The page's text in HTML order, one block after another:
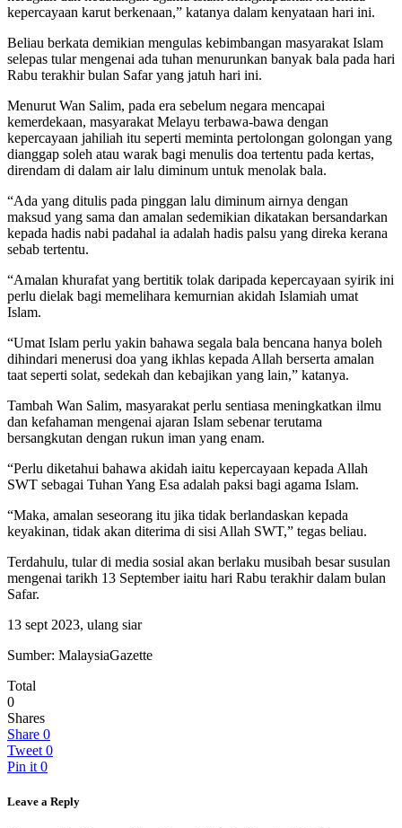
kepercayaan karut berkenaan,” katanya dalam kenyataan hari ini.
Beliau berkata demikian mengulas kebimbangan masyarakat Islam
selepas tular mengenai ada tuhan menurunkan banyak bala pada hari
Rabu terakhir bulan Safar yang jatuh hari ini.
Menurut Wan Salim, pada era sebelum negara mencapai
kemerdekaan, masyarakat Melayu terbawa-bawa dengan
kepercayaan jahiliah itu seperti meminta pertolongan golongan yang
dianggap soleh atau warak bagi menulis doa tertentu pada kertas,
direndam di dalam air lalu diminum untuk menolak bala.
“Ada yang ditulis pada pinggan lalu diminum airnya dengan
maksud yang sama dan amalan sedemikian dikatakan bersandarkan
kepada hadis nabi padahal ia adalah hadis palsu yang direka kerana
sebab tertentu.
“Amalan khurafat yang bertitik tolak daripada kepercayaan syirik ini
perlu dielak bagi memelihara kemurnian akidah Islamiah umat
Islam.
“Umat Islam perlu yakin bahawa segala bala bencana hanya boleh
dihindari menerusi doa yang ikhlas kepada Allah berserta amalan
taat seperti solat, sedekah dan kebajikan yang lain,” katanya.
Tambah Wan Salim, masyarakat perlu sentiasa meningkatkan ilmu
dan kefahaman mengenai ajaran Islam sebenar terutama
bersangkutan dengan rukun iman yang enam.
“Perlu diketahui bahawa akidah iaitu kepercayaan kepada Allah
SWT sebagai Tuhan Yang Esa adalah paksi bagi agama Islam.
“Maka, amalan seseorang itu jika tidak berlandaskan kepada
keyakinan, tidak akan diterima di sisi Allah SWT,” tegas beliau.
Terdahulu, tular di media sosial akan berlaku musibah besar susulan
mengenai tarikh 13 September iaitu hari Rabu terakhir dalam bulan
Safar.
13 sept 2023, ulang siar
Sumber: MalaysiaGazette
Total
0
Shares
Share 0
Tweet 0
Pin it 0
Leave a Reply